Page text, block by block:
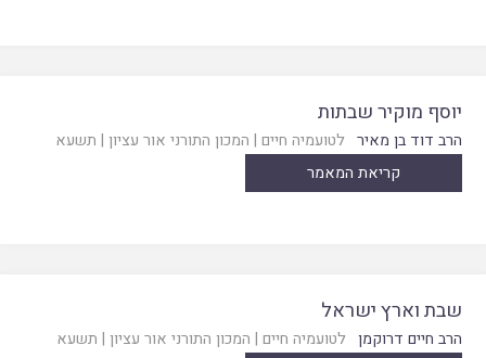
יוסף מוקיר שבתות
הרב דוד בן מאיר לטועמיה חיים | המכון התורני אור עציון | תשעא
קריאת המאמר
שבת וארץ ישראל
הרב חיים דרוקמן לטועמיה חיים | המכון התורני אור עציון | תשעא